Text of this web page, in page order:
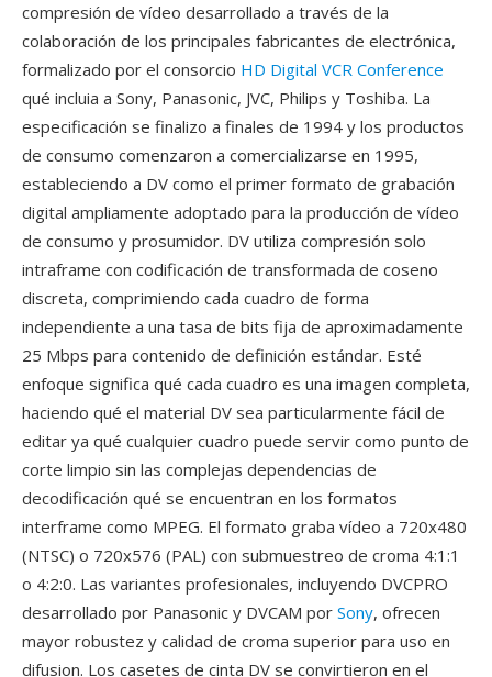
compresión de vídeo desarrollado a través de la
colaboración de los principales fabricantes de electrónica,
formalizado por el consorcio HD Digital VCR Conference
qué incluia a Sony, Panasonic, JVC, Philips y Toshiba. La
especificación se finalizo a finales de 1994 y los productos
de consumo comenzaron a comercializarse en 1995,
estableciendo a DV como el primer formato de grabación
digital ampliamente adoptado para la producción de vídeo
de consumo y prosumidor. DV utiliza compresión solo
intraframe con codificación de transformada de coseno
discreta, comprimiendo cada cuadro de forma
independiente a una tasa de bits fija de aproximadamente
25 Mbps para contenido de definición estándar. Esté
enfoque significa qué cada cuadro es una imagen completa,
haciendo qué el material DV sea particularmente fácil de
editar ya qué cualquier cuadro puede servir como punto de
corte limpio sin las complejas dependencias de
decodificación qué se encuentran en los formatos
interframe como MPEG. El formato graba vídeo a 720x480
(NTSC) o 720x576 (PAL) con submuestreo de croma 4:1:1
o 4:2:0. Las variantes profesionales, incluyendo DVCPRO
desarrollado por Panasonic y DVCAM por Sony, ofrecen
mayor robustez y calidad de croma superior para uso en
difusion. Los casetes de cinta DV se convirtieron en el